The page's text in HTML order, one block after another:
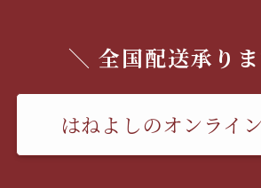
＼ 全国配送承り
はねよしのオンライ